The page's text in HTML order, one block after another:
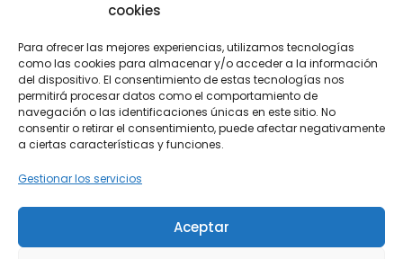
cookies
Para ofrecer las mejores experiencias, utilizamos tecnologías
como las cookies para almacenar y/o acceder a la información
del dispositivo. El consentimiento de estas tecnologías nos
permitirá procesar datos como el comportamiento de
navegación o las identificaciones únicas en este sitio. No
consentir o retirar el consentimiento, puede afectar negativamente
a ciertas características y funciones.
Gestionar los servicios
Aceptar
Términos y condiciones
Política de privacidad
Política de cookies (UE)
Contacto
Email: info@mitania.com